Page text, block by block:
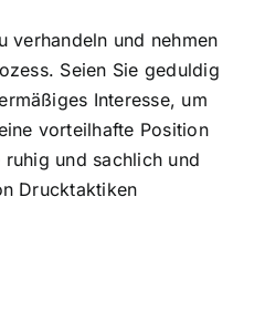
verhandeln und nehmen
Seien Sie geduldig
Interesse, um
vorteilhafte Position
und sachlich und
Drucktaktiken